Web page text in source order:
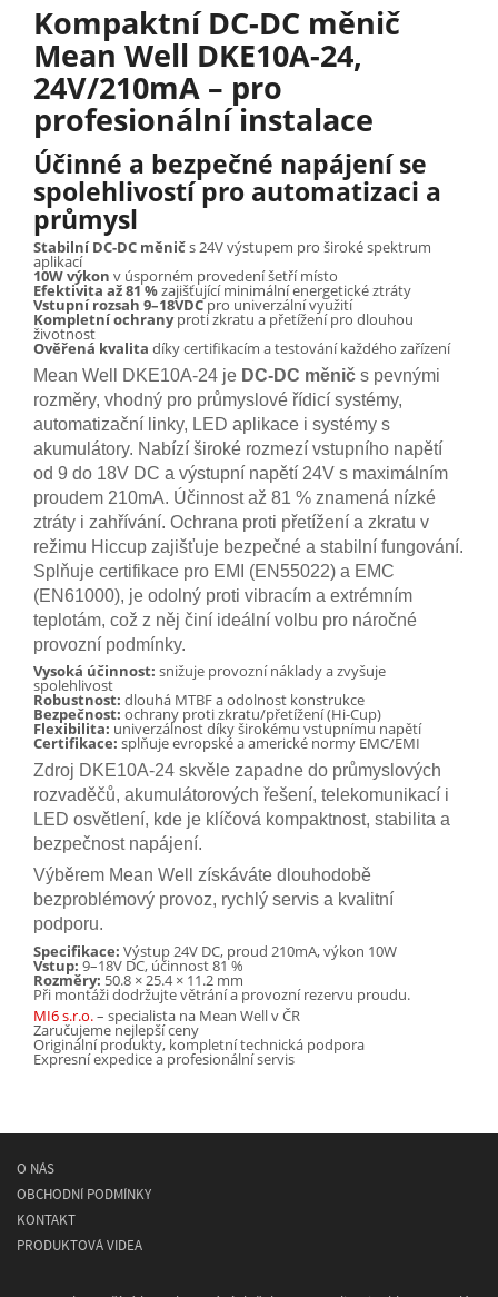
Kompaktní DC-DC měnič
Mean Well DKE10A-24,
24V/210mA – pro
profesionální instalace
Účinné a bezpečné napájení se
spolehlivostí pro automatizaci a
průmysl
Stabilní DC-DC měničs 24V výstupem pro široké spektrum
aplikací
10W výkon v úsporném provedení šetří místo
Efektivita až 81 %zajišťující minimální energetické ztráty
Vstupní rozsah 9–18VDCpro univerzální využití
Kompletní ochranyproti zkratu a přetížení pro dlouhou
životnost
Ověřená kvalita díky certifikacím a testování každého zařízení
Mean Well DKE10A-24 je DC-DC měnič s pevnými
rozměry, vhodný pro průmyslové řídicí systémy,
automatizační linky, LED aplikace i systémy s
akumulátory. Nabízí široké rozmezí vstupního napětí
od 9 do 18V DC a výstupní napětí 24V s maximálním
proudem 210mA. Účinnost až 81 % znamená nízké
ztráty i zahřívání. Ochrana proti přetížení a zkratu v
režimu Hiccup zajišťuje bezpečné a stabilní fungování.
Splňuje certifikace pro EMI (EN55022) a EMC
(EN61000), je odolný proti vibracím a extrémním
teplotám, což z něj činí ideální volbu pro náročné
provozní podmínky.
Vysoká účinnost: snižuje provozní náklady a zvyšuje
spolehlivost
Robustnost: dlouhá MTBF a odolnost konstrukce
Bezpečnost: ochrany proti zkratu/přetížení (Hi-Cup)
Flexibilita: univerzálnost díky širokému vstupnímu napětí
Certifikace: splňuje evropské a americké normy EMC/EMI
Zdroj DKE10A-24 skvěle zapadne do průmyslových
rozvaděčů, akumulátorových řešení, telekomunikací i
LED osvětlení, kde je klíčová kompaktnost, stabilita a
bezpečnost napájení.
Výběrem Mean Well získáváte dlouhodobě
bezproblémový provoz, rychlý servis a kvalitní
podporu.
Specifikace: Výstup 24V DC, proud 210mA, výkon 10W
Vstup: 9–18V DC, účinnost 81 %
Rozměry: 50.8 × 25.4 × 11.2 mm
Při montáži dodržujte větrání a provozní rezervu proudu.
MI6 s.r.o.– specialista na Mean Well v ČR
Zaručujeme nejlepší ceny
Originální produkty, kompletní technická podpora
Expresní expedice a profesionální servis
O NÁS
OBCHODNÍ PODMÍNKY
KONTAKT
PRODUKTOVÁ VIDEA